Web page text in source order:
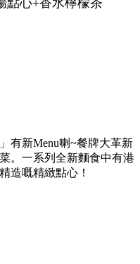
點心+香水檸檬茶
有新Menu喇~餐牌大革新
。一系列全新麵食中有港
造嘅精緻點心！